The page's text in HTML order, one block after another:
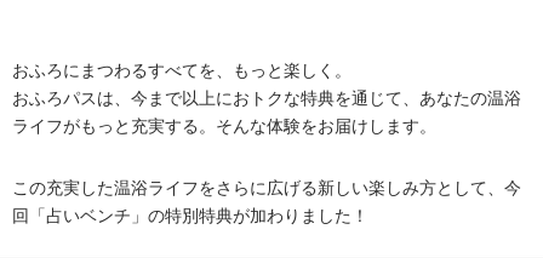
おふろにまつわるすべてを、もっと楽しく。
おふろパスは、今まで以上におトクな特典を通じて、あなたの温浴
ライフがもっと充実する。そんな体験をお届けします。
この充実した温浴ライフをさらに広げる新しい楽しみ方として、今
回「占いベンチ」の特別特典が加わりました！